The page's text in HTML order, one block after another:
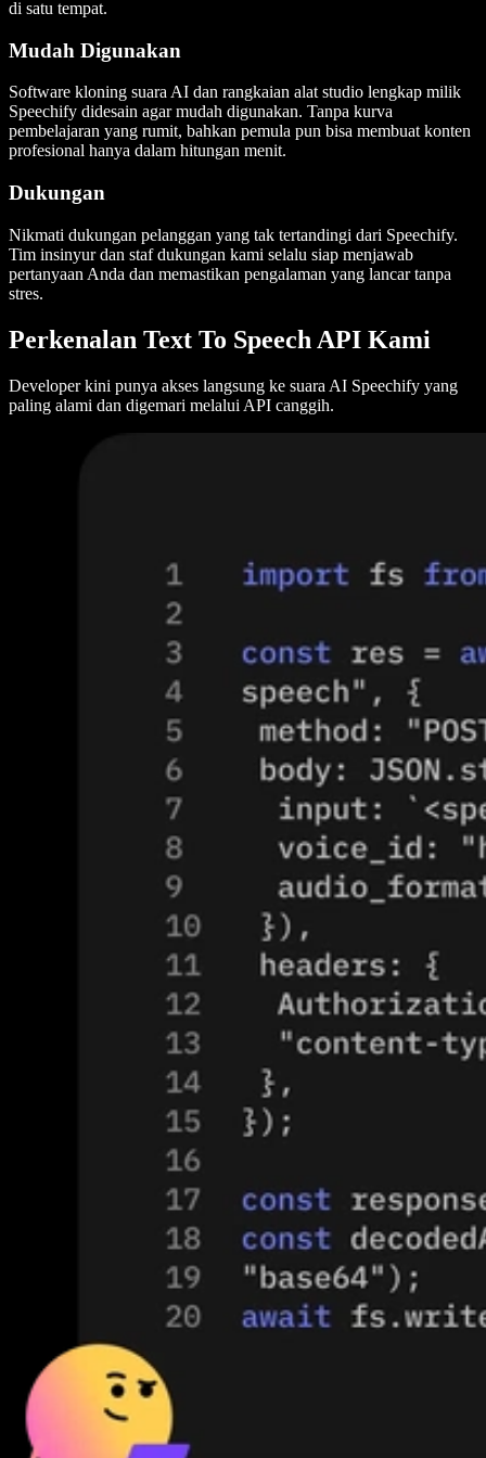
di satu tempat.
Mudah Digunakan
Software kloning suara AI dan rangkaian alat studio lengkap milik
Speechify didesain agar mudah digunakan. Tanpa kurva
pembelajaran yang rumit, bahkan pemula pun bisa membuat konten
profesional hanya dalam hitungan menit.
Dukungan
Nikmati dukungan pelanggan yang tak tertandingi dari Speechify.
Tim insinyur dan staf dukungan kami selalu siap menjawab
pertanyaan Anda dan memastikan pengalaman yang lancar tanpa
stres.
Perkenalan Text To Speech API Kami
Developer kini punya akses langsung ke suara AI Speechify yang
paling alami dan digemari melalui API canggih.